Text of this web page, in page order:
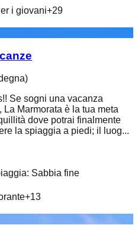
i giovani+29
Se sogni una vacanza
Marmorata è la tua meta
dove potrai finalmente
la spiaggia a piedi; il luog...
: Sabbia fine
+13